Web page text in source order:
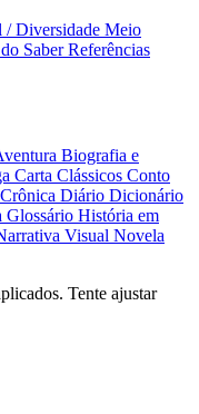
/ Diversidade Meio
SaberReferências
Biografia e
Carta Clássicos Conto
Crônica Diário Dicionário
Glossário História em
Visual Novela
Tente ajustar